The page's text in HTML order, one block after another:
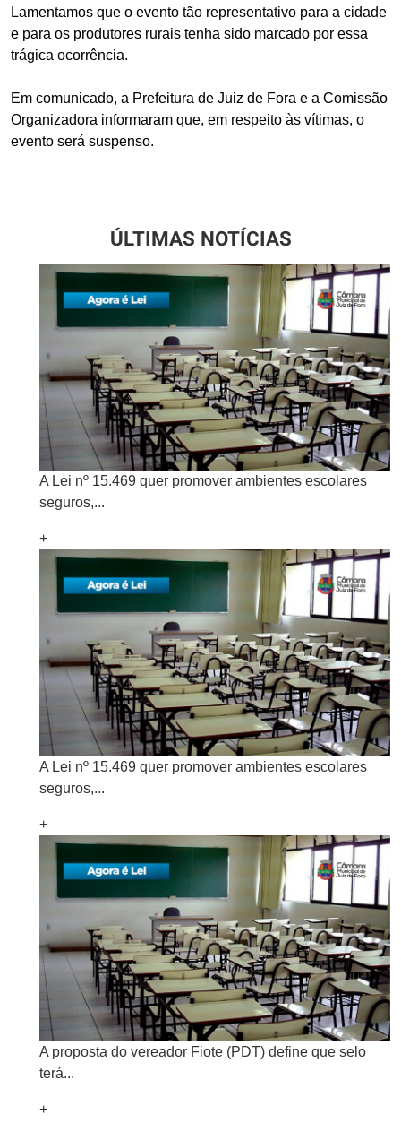
Lamentamos que o evento tão representativo para a cidade
e para os produtores rurais tenha sido marcado por essa
trágica ocorrência.
Em comunicado, a Prefeitura de Juiz de Fora e a Comissão
Organizadora informaram que, em respeito às vítimas, o
evento será suspenso.
ÚLTIMAS NOTÍCIAS
A Lei nº 15.469 quer promover ambientes escolares
seguros,...
+
A Lei nº 15.469 quer promover ambientes escolares
seguros,...
+
A proposta do vereador Fiote (PDT) define que selo
terá...
+